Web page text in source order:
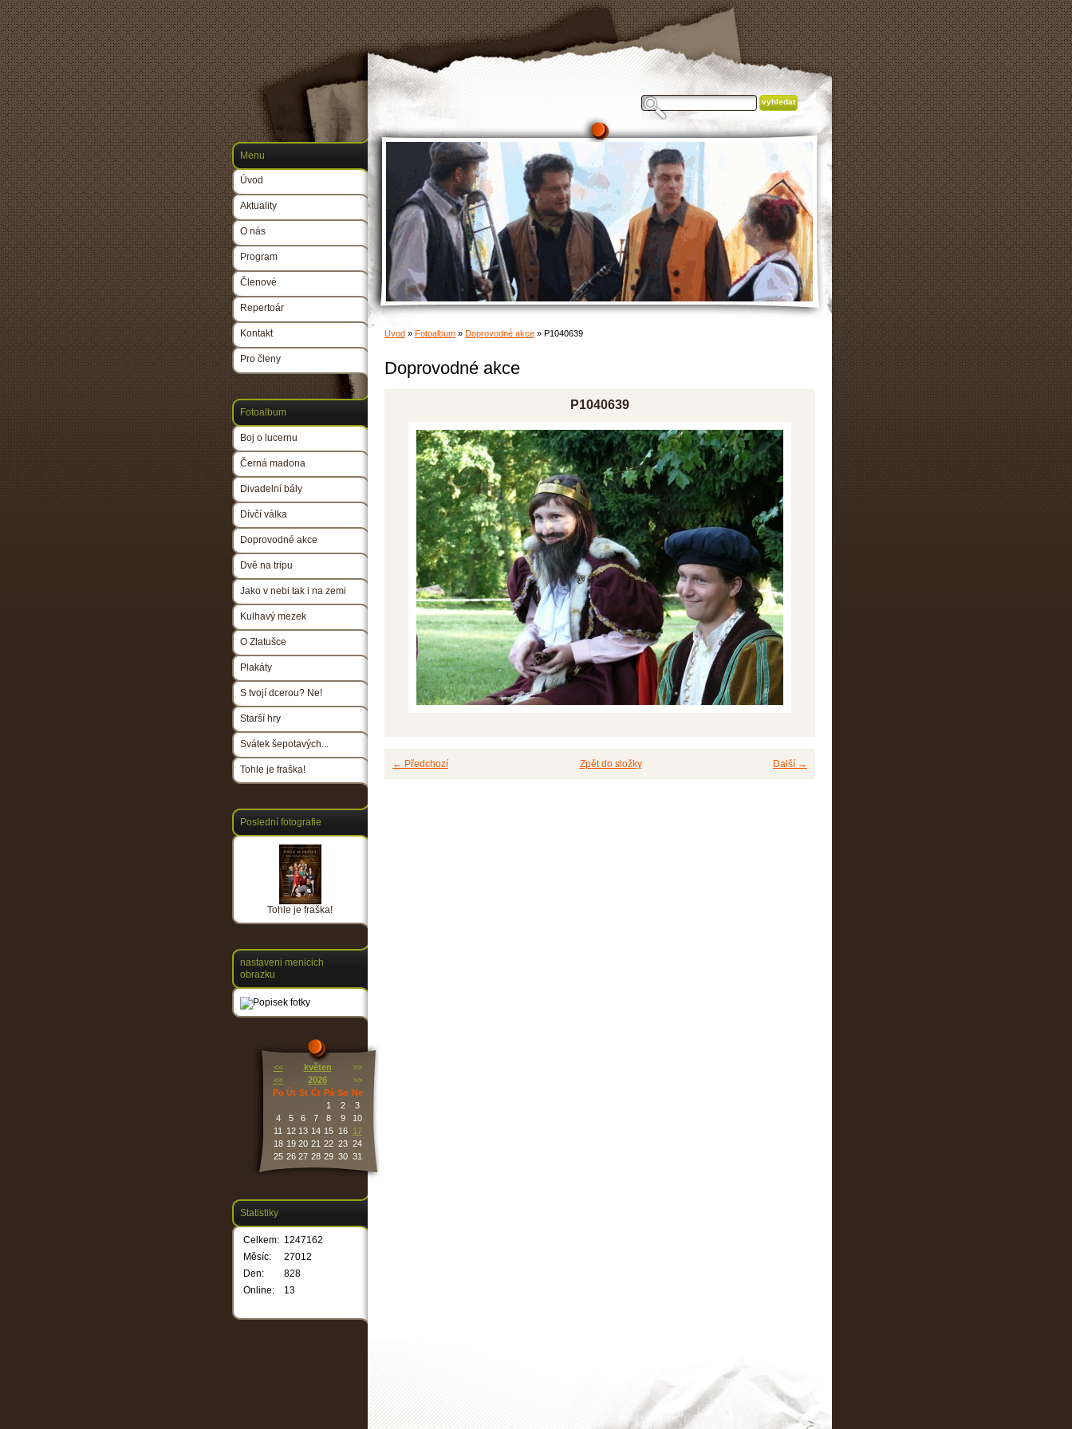
Úvod » Fotoalbum » Doprovodné akce » P1040639
Doprovodné akce
P1040639
← Předchozí Další →
Zpět do složky
Menu
Úvod
Aktuality
O nás
Program
Členové
Repertoár
Kontakt
Pro členy
Fotoalbum
Boj o lucernu
Černá madona
Divadelní bály
Dívčí válka
Doprovodné akce
Dvě na tripu
Jako v nebi tak i na zemi
Kulhavý mezek
O Zlatušce
Plakáty
S tvojí dcerou? Ne!
Starší hry
Svátek šepotavých...
Tohle je fraška!
Poslední fotografie
Tohle je fraška!
nastaveni menicich
obrazku
<< květen
>>
<<
2026
>>
Po Út St Čt Pá So Ne
1
2
3
4
5 6 7 8 9
10
11
12 13 14 15 16
17
18 19 20 21 22 23 24
25 26 27 28 29 30 31
Statistiky
Online: 13
Celkem: 1247162
Měsíc:
27012
Den:
828